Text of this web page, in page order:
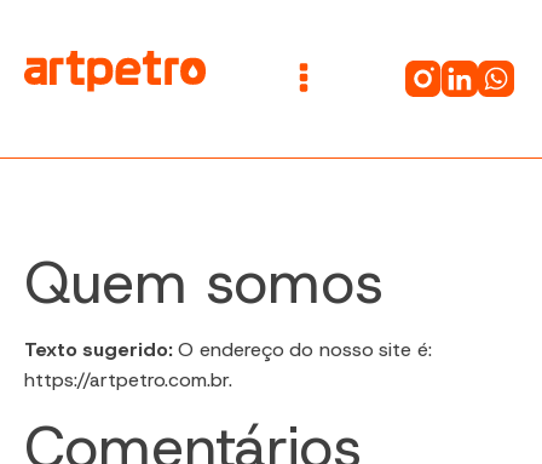
Quem somos
Texto sugerido:O endereço do nosso site é:
https://artpetro.com.br.
Comentários